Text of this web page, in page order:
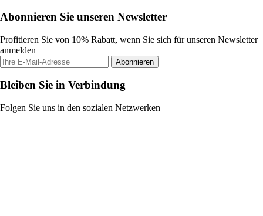
Abonnieren Sie unseren Newsletter
Profitieren Sie von 10% Rabatt, wenn Sie sich für unseren Newsletter
anmelden
Abonnieren
Bleiben Sie in Verbindung
Folgen Sie uns in den sozialen Netzwerken